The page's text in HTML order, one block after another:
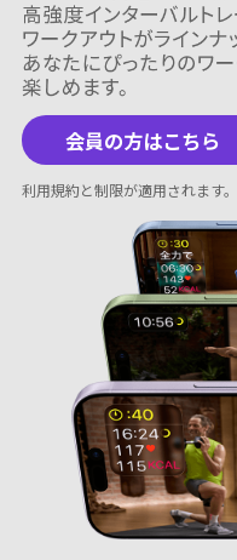
会員の方はこちら
利用規約と制限が適用されます。